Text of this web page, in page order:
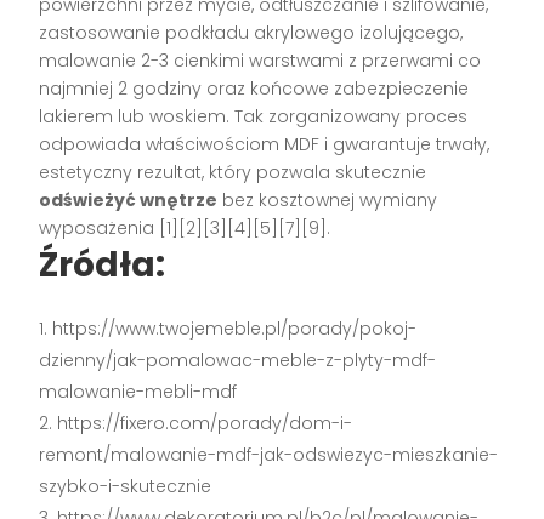
powierzchni przez mycie, odtłuszczanie i szlifowanie,
zastosowanie podkładu akrylowego izolującego,
malowanie 2-3 cienkimi warstwami z przerwami co
najmniej 2 godziny oraz końcowe zabezpieczenie
lakierem lub woskiem. Tak zorganizowany proces
odpowiada właściwościom MDF i gwarantuje trwały,
estetyczny rezultat, który pozwala skutecznie
odświeżyć wnętrze bez kosztownej wymiany
wyposażenia [1][2][3][4][5][7][9].
Źródła:
https://www.twojemeble.pl/porady/pokoj-
dzienny/jak-pomalowac-meble-z-plyty-mdf-
malowanie-mebli-mdf
https://fixero.com/porady/dom-i-
remont/malowanie-mdf-jak-odswiezyc-mieszkanie-
szybko-i-skutecznie